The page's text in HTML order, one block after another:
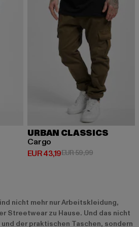
URBAN CLASSICS
Cargo
EUR 43,19
Derzeitiger Preis: EUR 43,19
EUR 59,99Aktionspreis:
nicht mehr nur Arbeitskleidung,
Streetwear zu Hause. Und das nicht
der praktischen Taschen, sondern